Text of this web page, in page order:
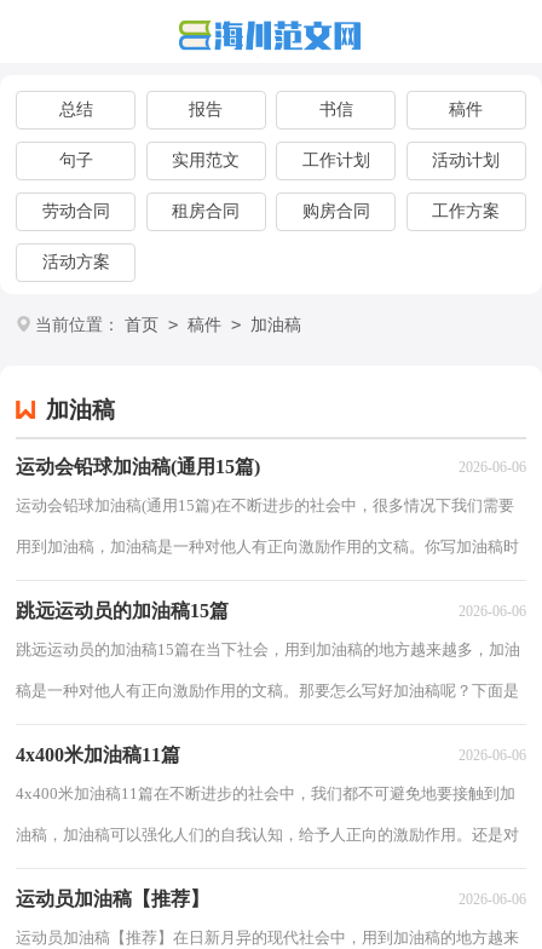
总结 报告 书信 稿件
句子 实用范文 工作计划 活动计划
劳动合同 租房合同 购房合同 工作方案
活动方案
当前位置： 首页 > 稿件 > 加油稿
加油稿
运动会铅球加油稿(通用15篇) 2026-06-06
运动会铅球加油稿(通用15篇)在不断进步的社会中，很多情况下我们需要
用到加油稿，加油稿是一种对他人有正向激励作用的文稿。你写加油稿时
跳远运动员的加油稿15篇 2026-06-06
跳远运动员的加油稿15篇在当下社会，用到加油稿的地方越来越多，加油
稿是一种对他人有正向激励作用的文稿。那要怎么写好加油稿呢？下面是
4x400米加油稿11篇 2026-06-06
4x400米加油稿11篇在不断进步的社会中，我们都不可避免地要接触到加
油稿，加油稿可以强化人们的自我认知，给予人正向的激励作用。还是对
运动员加油稿【推荐】 2026-06-06
运动员加油稿【推荐】在日新月异的现代社会中，用到加油稿的地方越来